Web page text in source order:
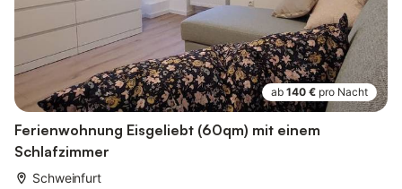
ab 140 € pro Nacht
Ferienwohnung Eisgeliebt (60qm) mit einem
Schlafzimmer
Schweinfurt